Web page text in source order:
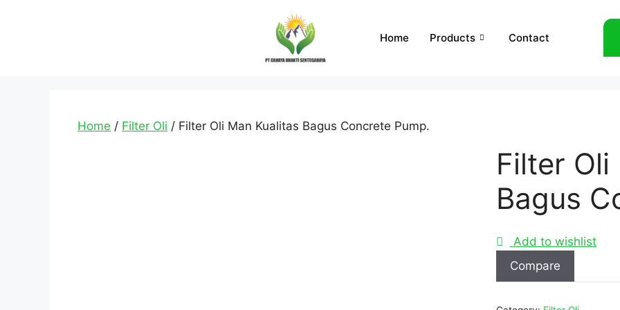
Home Products Contact
Home / Filter Oli / Filter Oli Man Kualitas Bagus Concrete Pump.
Filter Oli
Bagus
Add to wishlist
Compare